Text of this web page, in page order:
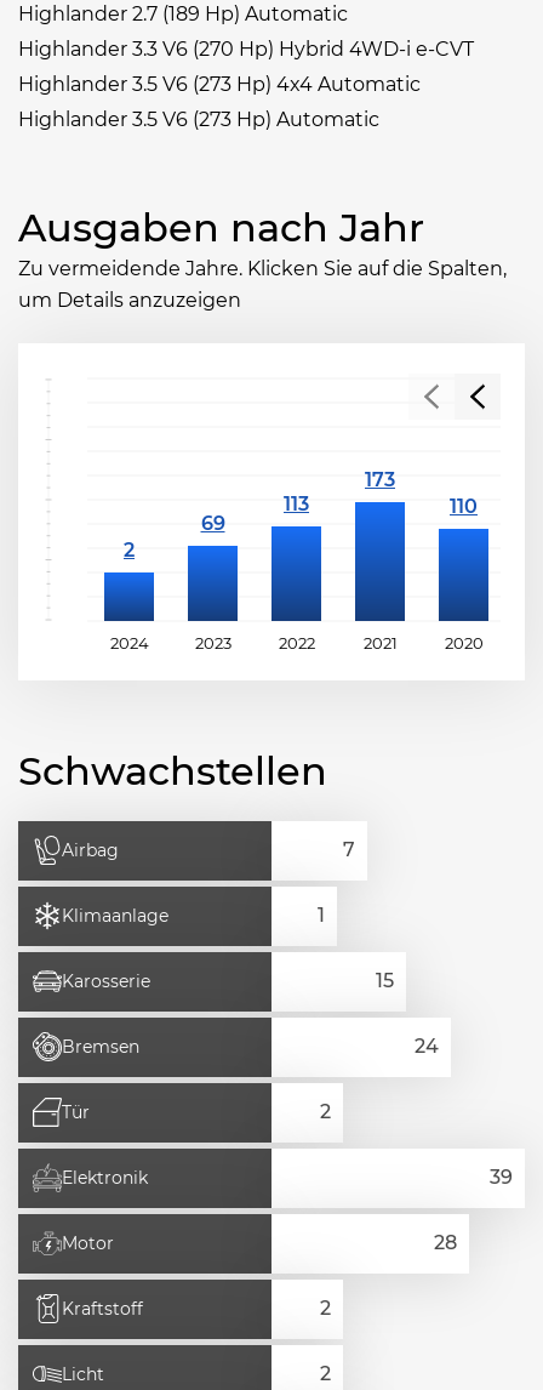
Highlander 2.7 (189 Hp) Automatic
Highlander 3.3 V6 (270 Hp) Hybrid 4WD-i e-CVT
Highlander 3.5 V6 (273 Hp) 4x4 Automatic
Highlander 3.5 V6 (273 Hp) Automatic
Ausgaben nach Jahr
Zu vermeidende Jahre. Klicken Sie auf die Spalten,
um Details anzuzeigen
2024 2023 2022 2021 2020
Schwachstellen
Airbag
Klimaanlage
Karosserie
Bremsen
Tür
Elektronik
Motor
Kraftstoff
Licht